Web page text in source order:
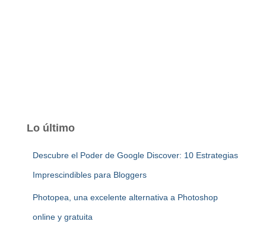
Lo último
Descubre el Poder de Google Discover: 10 Estrategias
Imprescindibles para Bloggers
Photopea, una excelente alternativa a Photoshop
online y gratuita